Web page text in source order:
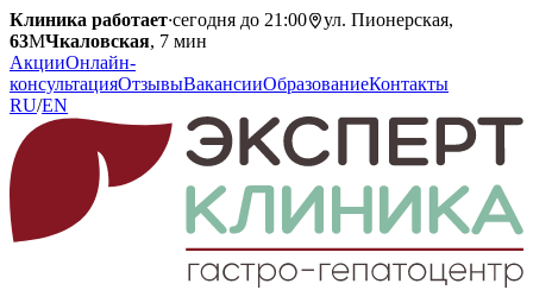
Клиника работает·сегодня до 21:00
ул. Пионерская,
63МЧкаловская, 7 мин
АкцииОнлайн-
консультацияОтзывыВакансииОбразованиеКонтакты
RU/EN